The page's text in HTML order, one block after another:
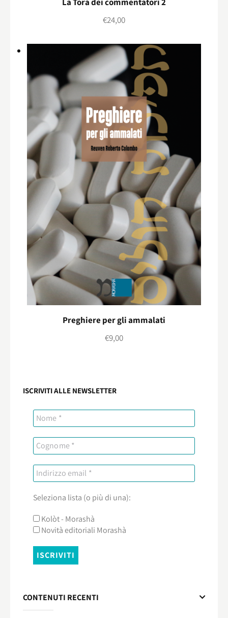
€24,00
Preghiere per gli ammalati
€9,00
ISCRIVITI ALLE NEWSLETTER
Seleziona lista (o più di una):
Kolòt - Morashà
Novità editoriali Morashà
CONTENUTI RECENTI